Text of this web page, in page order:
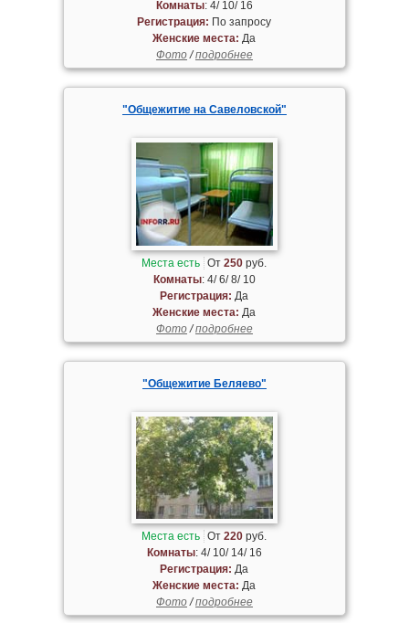
Комнаты: 4/ 10/ 16
Регистрация: По запросу
Женские места: Да
Фото/подробнее
"Общежитие на Савеловской"
Места есть От250 руб.
Комнаты: 4/ 6/ 8/ 10
Регистрация: Да
Женские места: Да
Фото/подробнее
"Общежитие Беляево"
Места есть От220 руб.
Комнаты: 4/ 10/ 14/ 16
Регистрация: Да
Женские места: Да
Фото/подробнее